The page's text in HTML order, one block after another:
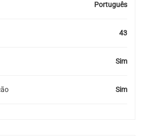
Português
43
Sim
Sim